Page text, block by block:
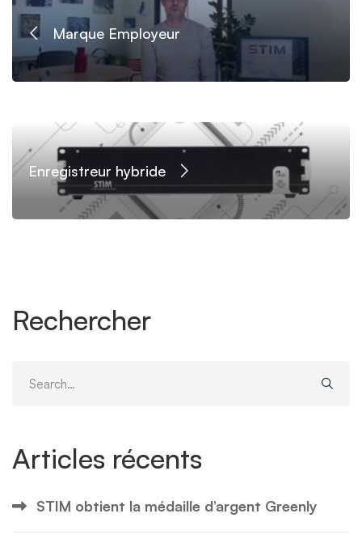
Marque Employeur
Enregistreur hybride
Rechercher
Articles récents
STIM obtient la médaille d’argent Greenly